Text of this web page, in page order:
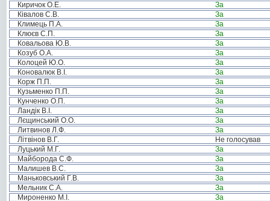
Киричок О.Е.
За
Ківалов С.В.
За
Климець П.А.
За
Клюєв С.П.
За
Ковальова Ю.В.
За
Козуб О.А.
За
Колоцей Ю.О.
За
Коновалюк В.І.
За
Корж П.П.
За
Кузьменко П.П.
За
Кунченко О.П.
За
Ландік В.І.
За
Лєщинський О.О.
За
Литвинов Л.Ф.
За
Літвінов В.Г.
Не голосував
Луцький М.Г.
За
Майборода С.Ф.
За
Малишев В.С.
За
Маньковський Г.В.
За
Мельник С.А.
За
Мироненко М.І.
За